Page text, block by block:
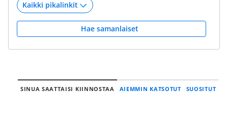
Hae samanlaiset
SINUA SAATTAISI KIINNOSTAA AIEMMIN KATSOTUT SUOSITUT